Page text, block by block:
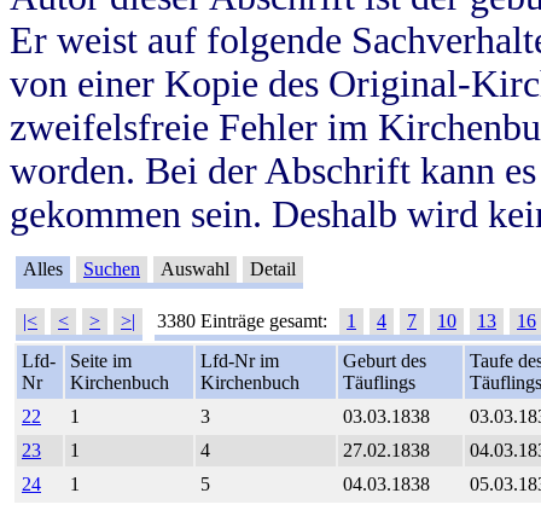
Er weist auf folgende
von einer Kopie des Original-
zweifelsfreie Fehler im
worden. Bei der Abschrift kann
gekommen sein. Deshalb wird
Alles Suchen Auswahl Detail
|< < > >| 3380 Einträge gesamt: 1 4 7 10 13
16
Lfd-
Nr
Seite im
Kirchenbuch
Lfd-Nr im
Kirchenbuch
Geburt des
Täuflings
Taufe
Täuflings
22
1 3 03.03.1838
23
1 4 27.02.1838
24
1 5 04.03.1838